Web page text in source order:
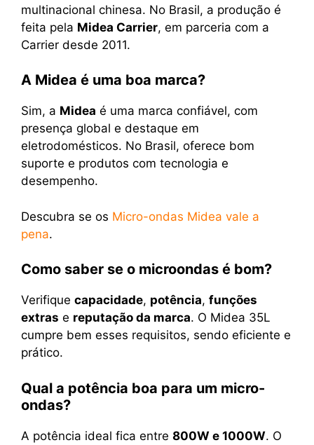
multinacional chinesa. No Brasil, a produção é
feita pela Midea Carrier, em parceria com a
Carrier desde 2011.
A Midea é uma boa marca?
Sim, a Midea é uma marca confiável, com
presença global e destaque em
eletrodomésticos. No Brasil, oferece bom
suporte e produtos com tecnologia e
desempenho.
Descubra se os Micro-ondas Midea vale a
pena.
Como saber se o microondas é bom?
Verifique capacidade, potência, funções
extras e reputação da marca. O Midea 35L
cumpre bem esses requisitos, sendo eficiente e
prático.
Qual a potência boa para um micro-
ondas?
A potência ideal fica entre 800W e 1000W. O